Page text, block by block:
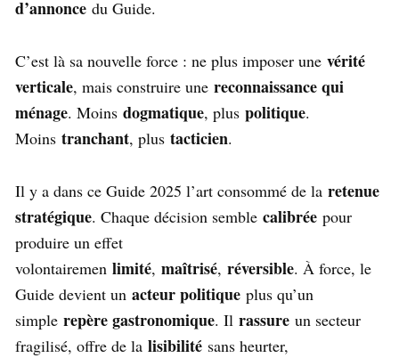
d’annonce du Guide.
C’est là sa nouvelle force : ne plus imposer une vérité
verticale, mais construire une reconnaissance qui
ménage. Moins dogmatique, plus politique.
Moins tranchant, plus tacticien.
Il y a dans ce Guide 2025 l’art consommé de la retenue
stratégique. Chaque décision semble calibrée pour
produire un effet
volontairemen limité, maîtrisé, réversible. À force, le
Guide devient un acteur politique plus qu’un
simple repère gastronomique. Il rassure un secteur
fragilisé, offre de la lisibilité sans heurter,